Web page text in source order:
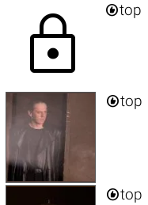
lock top
top
top